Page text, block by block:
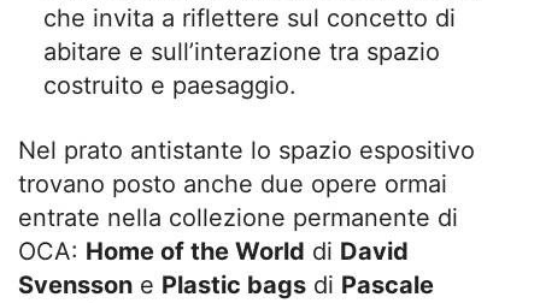
che invita a riflettere sul concetto di
abitare e sull’interazione tra spazio
costruito e paesaggio.
Nel prato antistante lo spazio espositivo
trovano posto anche due opere ormai
entrate nella collezione permanente di
OCA: Home of the World di David
Svensson e Plastic bags di Pascale